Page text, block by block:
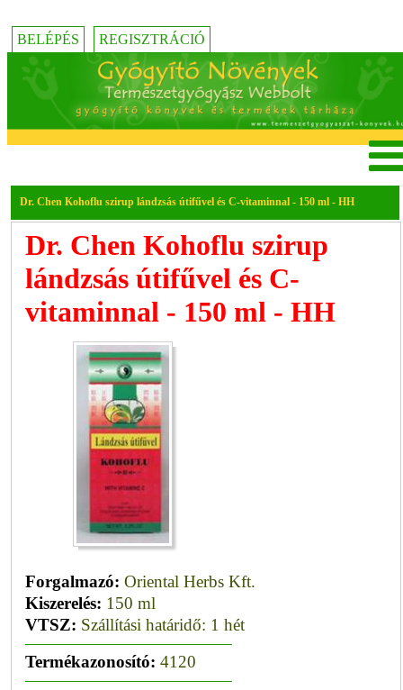
BELÉPÉS REGISZTRÁCIÓ
Dr. Chen Kohoflu szirup lándzsás útifűvel és C-vitaminnal - 150 ml - HH
Dr. Chen Kohoflu szirup
lándzsás útifűvel és C-
vitaminnal - 150 ml - HH
Forgalmazó: Oriental Herbs Kft.
Kiszerelés: 150 ml
VTSZ: Szállítási határidő: 1 hét
Termékazonosító: 4120